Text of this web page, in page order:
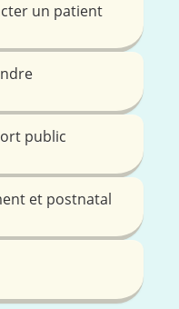
un patient
public
et postnatal